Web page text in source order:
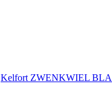
Kelfort ZWENKWIEL